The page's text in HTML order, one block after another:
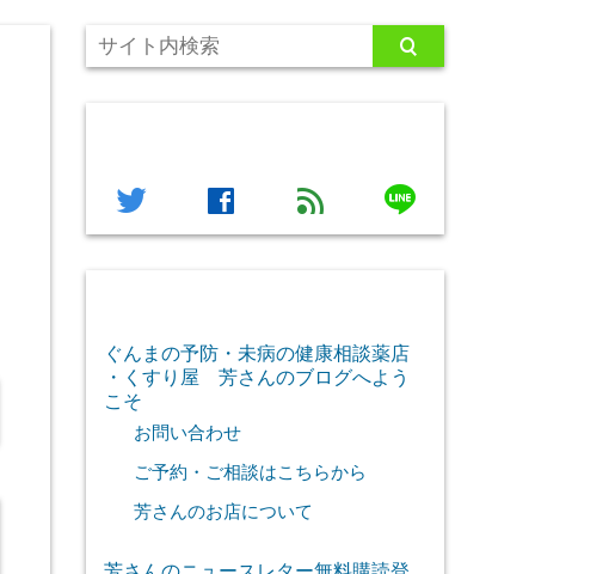
twitter facebook feed line
ぐんまの予防・未病の健康相談薬店
・くすり屋 芳さんのブログへよう
こそ
お問い合わせ
ご予約・ご相談はこちらから
芳さんのお店について